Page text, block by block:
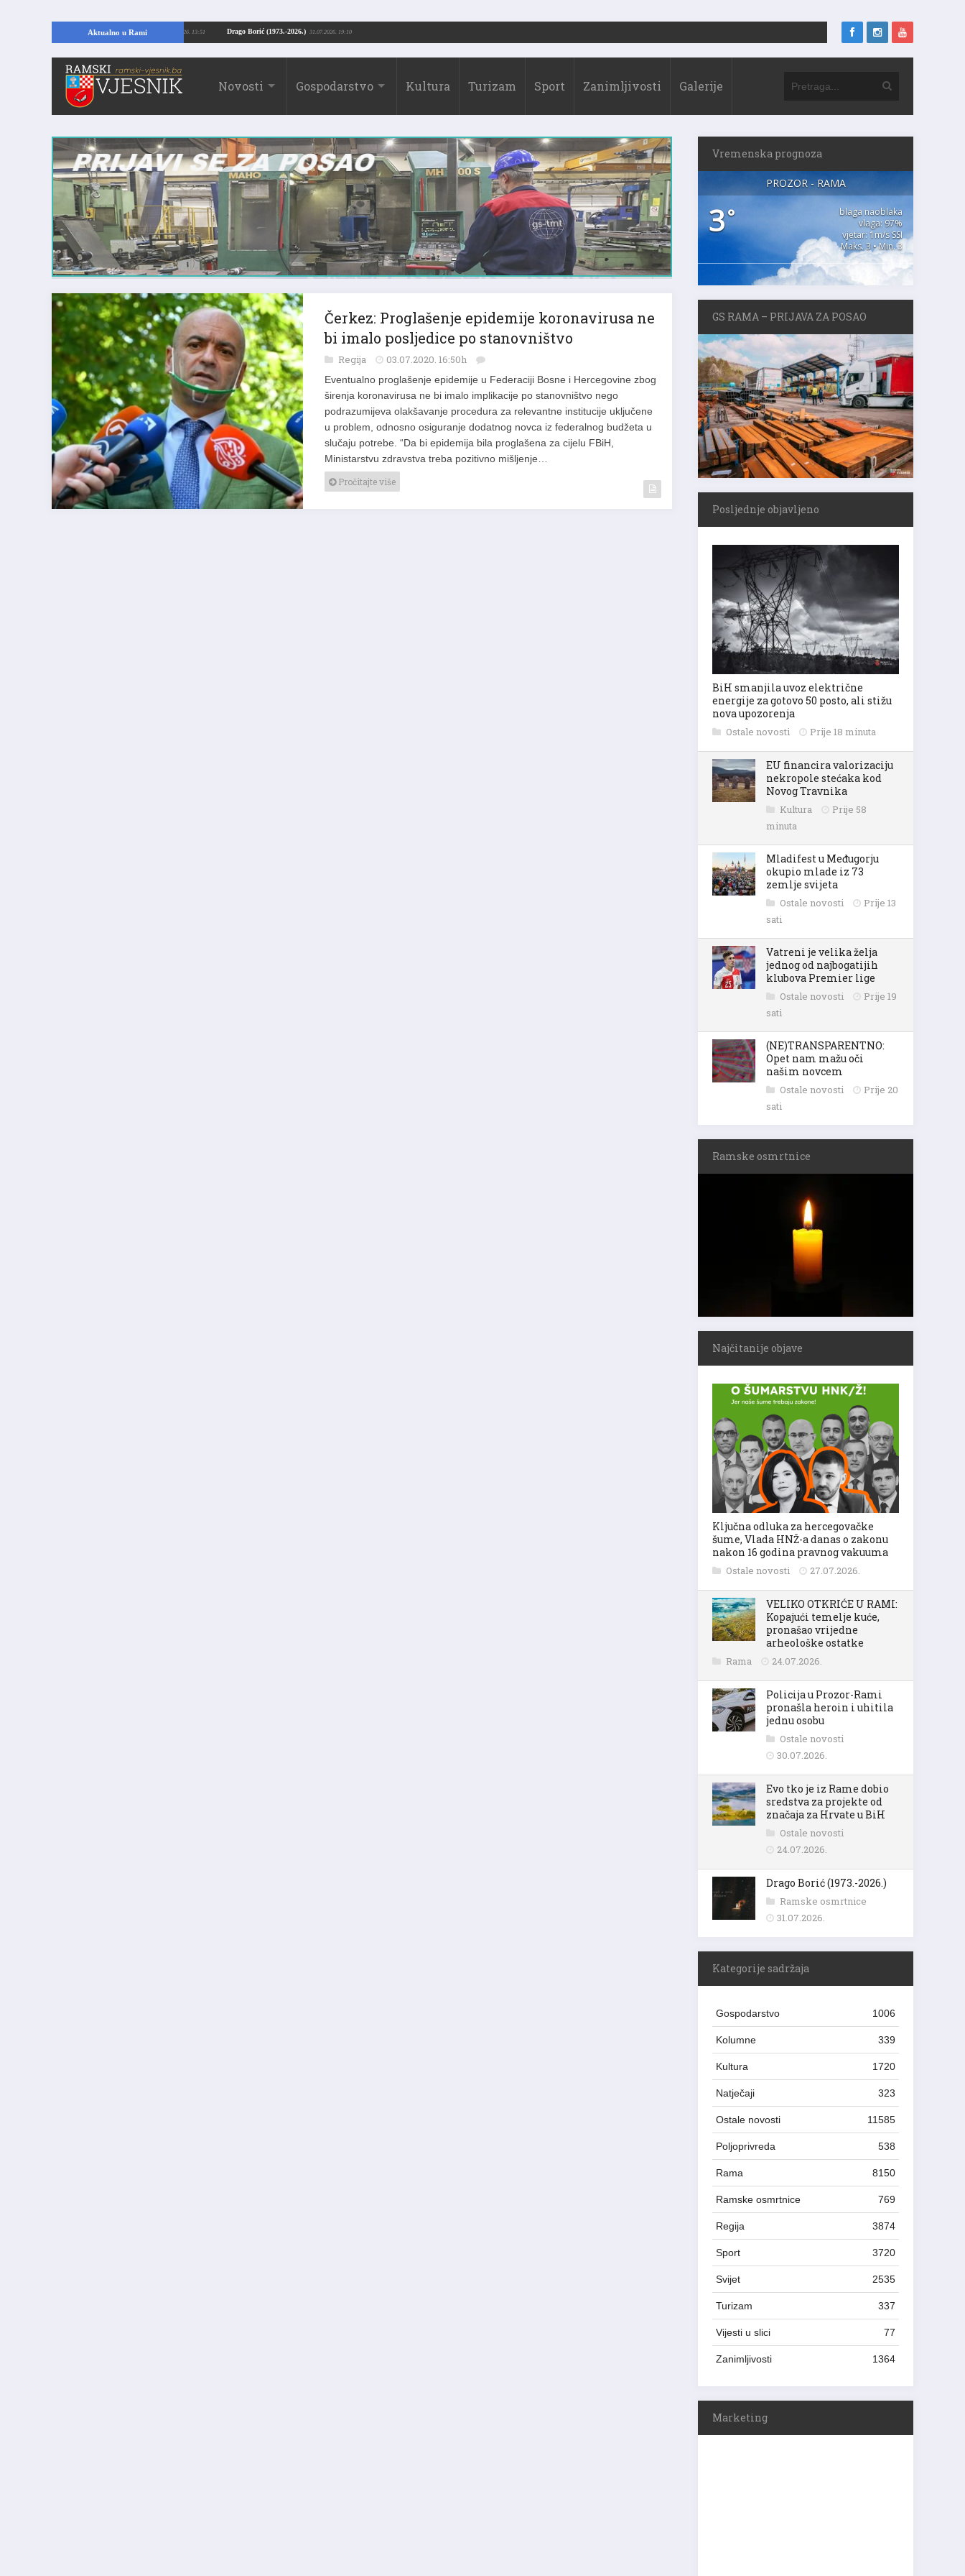
Aktualno u Rami Drago Borić (1973.-2026.) 31.07.2026. 19:10
Kopajući temelje kuće, pronašao vrijedne arheološke ostatke 24.07.2026. 13:51
Novosti Gospodarstvo Kultura Turizam Sport Zanimljivosti Galerije
Čerkez: Proglašenje epidemije koronavirusa ne
bi imalo posljedice po stanovništvo
Regija 03.07.2020. 16:50h
Eventualno proglašenje epidemije u Federaciji Bosne i Hercegovine zbog
širenja koronavirusa ne bi imalo implikacije po stanovništvo nego
podrazumijeva olakšavanje procedura za relevantne institucije uključene
u problem, odnosno osiguranje dodatnog novca iz federalnog budžeta u
slučaju potrebe. “Da bi epidemija bila proglašena za cijelu FBiH,
Ministarstvu zdravstva treba pozitivno mišljenje…
Pročitajte više
Vremenska prognoza
PROZOR - RAMA
3°
blaga naoblaka
vlaga: 97%
vjetar: 1m/s SSI
Maks. 3 • Min. 3
GS RAMA – PRIJAVA ZA POSAO
Posljednje objavljeno
BiH smanjila uvoz električne
energije za gotovo 50 posto, ali stižu
nova upozorenja
Ostale novosti Prije 18 minuta
EU financira valorizaciju
nekropole stećaka kod
Novog Travnika
Kultura
Prije 58
minuta
Mladifest u Međugorju
okupio mlade iz 73
zemlje svijeta
Ostale novosti
Prije 13
sati
Vatreni je velika želja
jednog od najbogatijih
klubova Premier lige
Ostale novosti
Prije 19
sati
(NE)TRANSPARENTNO:
Opet nam mažu oči
našim novcem
Ostale novosti
Prije 20
sati
Ramske osmrtnice
Najčitanije objave
Ključna odluka za hercegovačke
šume, Vlada HNŽ-a danas o zakonu
nakon 16 godina pravnog vakuuma
Ostale novosti 27.07.2026.
VELIKO OTKRIĆE U RAMI:
Kopajući temelje kuće,
pronašao vrijedne
arheološke ostatke
Rama 24.07.2026.
Policija u Prozor-Rami
pronašla heroin i uhitila
jednu osobu
Ostale novosti
30.07.2026.
Evo tko je iz Rame dobio
sredstva za projekte od
značaja za Hrvate u BiH
Ostale novosti
24.07.2026.
Drago Borić (1973.-2026.)
Ramske osmrtnice
31.07.2026.
Kategorije sadržaja
Gospodarstvo 1006
Kolumne 339
Kultura 1720
Natječaji 323
Ostale novosti 11585
Poljoprivreda 538
Rama 8150
Ramske osmrtnice 769
Regija 3874
Sport 3720
Svijet 2535
Turizam 337
Vijesti u slici 77
Zanimljivosti 1364
Marketing